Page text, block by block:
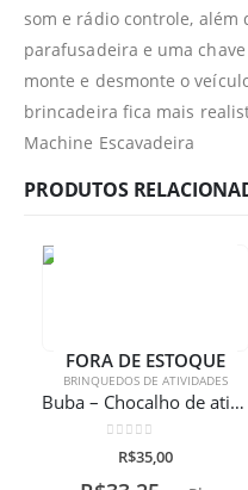
som e rádio controle, além
parafusadeira e uma
monte e desmonte o
brincadeira fica mais
Machine Escavadeira
PRODUTOS
FORA DE ESTOQUE
BRINQUEDOS DE ATIVIDADES
Buba – Chocalho de atividades
de 5
R$35,00